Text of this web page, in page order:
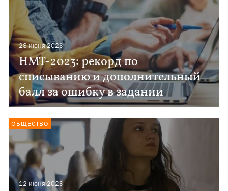
28 июня 2023
НМТ-2023: рекорд по
списыванию и дополнительный
балл за ошибку в задании
12 июня 2023
ОБЩЕСТВО